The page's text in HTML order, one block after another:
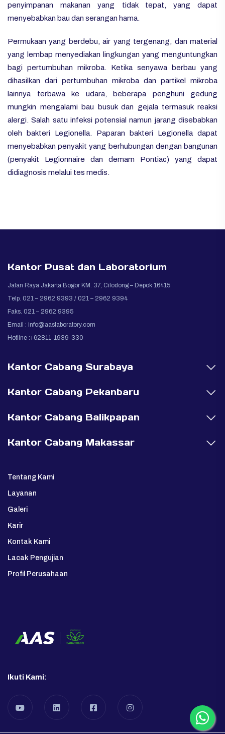
penyimpanan makanan yang tidak tepat, yang dapat
menyebabkan bau dan serangan hama.
Permukaan yang berdebu, air yang tergenang, dan material
yang lembap menyediakan lingkungan yang menguntungkan
bagi pertumbuhan mikroba. Ketika senyawa berbau yang
dihasilkan dari pertumbuhan mikroba dan partikel mikroba
lainnya terbawa ke udara, beberapa penghuni gedung
mungkin mengalami bau busuk dan gejala termasuk reaksi
alergi. Salah satu infeksi potensial namun jarang disebabkan
oleh bakteri Legionella. Paparan bakteri Legionella dapat
menyebabkan penyakit yang berhubungan dengan bangunan
(penyakit Legionnaire dan demam Pontiac) yang dapat
didiagnosis melalui tes medis.
Kantor Pusat dan Laboratorium
Jalan Raya Jakarta Bogor KM. 37, Cilodong – Depok 16415
Telp. 021 – 2962 9393 / 021 – 2962 9394
Faks. 021 – 2962 9395
Email : info@aaslaboratory.com
Hotline :+62811-1939-330
Kantor Cabang Surabaya
Kantor Cabang Pekanbaru
Kantor Cabang Balikpapan
Kantor Cabang Makassar
Tentang Kami
Layanan
Galeri
Karir
Kontak Kami
Lacak Pengujian
Profil Perusahaan
Ikuti Kami: